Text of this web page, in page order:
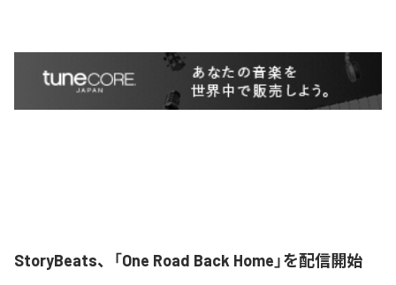
StoryBeats、「One Road Back Home」を配信開始